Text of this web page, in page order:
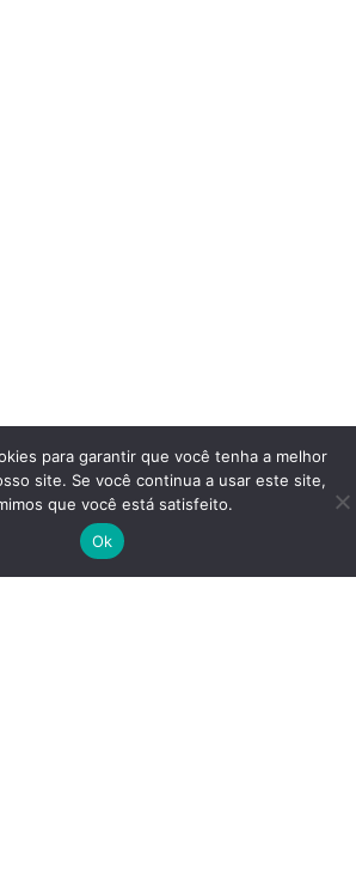
para garantir que você tenha a melhor
site. Se você continua a usar este site,
que você está satisfeito.
Ok